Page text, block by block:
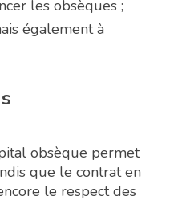
les obsèques ;
également à
obsèque permet
que le contrat en
le respect des